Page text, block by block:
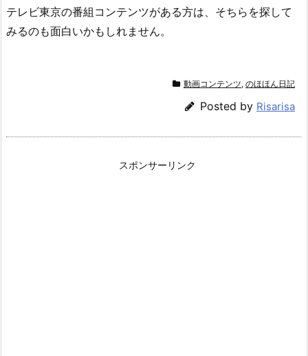
テレビ東京の番組コンテンツがある方は、そちらを探して
みるのも面白いかもしれません。
動画コンテンツ, のほほん日記
Posted by Risarisa
スポンサーリンク